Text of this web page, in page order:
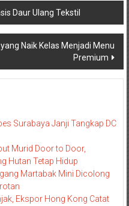
Daur Ulang Tekstil
Naik Kelas Menjadi Menu
Premium
Surabaya Janji Tangkap DC
Murid Door to Door,
Hutan Tetap Hidup
Martabak Mini Dicolong
Ekspor Hong Kong Catat